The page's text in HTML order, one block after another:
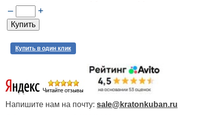
– +
Купить в один клик
Напишите нам на почту: sale@kratonkuban.ru